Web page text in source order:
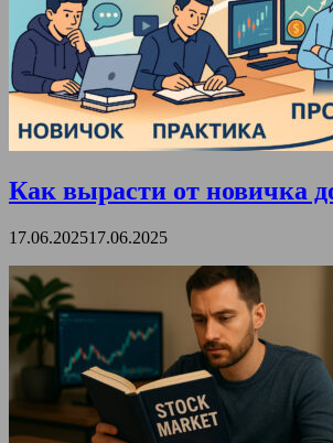
Как вырасти от новичка
17.06.202517.06.2025